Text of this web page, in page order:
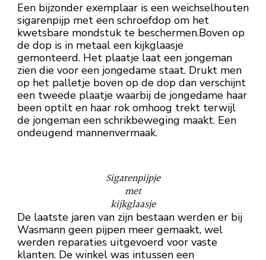
Een bijzonder exemplaar is een weichselhouten
sigarenpijp met een schroefdop om het
kwetsbare mondstuk te beschermen.Boven op
de dop is in metaal een kijkglaasje
gemonteerd. Het plaatje laat een jongeman
zien die voor een jongedame staat. Drukt men
op het palletje boven op de dop dan verschijnt
een tweede plaatje waarbij de jongedame haar
been optilt en haar rok omhoog trekt terwijl
de jongeman een schrikbeweging maakt. Een
ondeugend mannenvermaak.
Sigarenpijpje
met
kijkglaasje
De laatste jaren van zijn bestaan werden er bij
Wasmann geen pijpen meer gemaakt, wel
werden reparaties uitgevoerd voor vaste
klanten. De winkel was intussen een